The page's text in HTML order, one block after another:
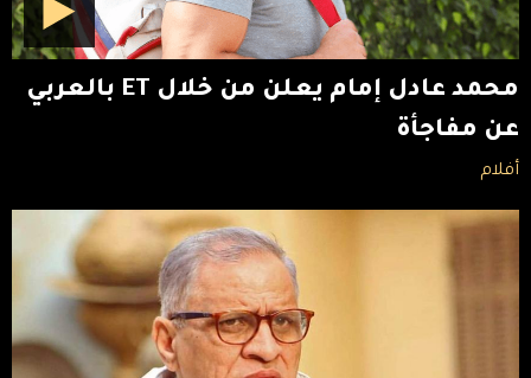
محمد عادل إمام يعلن من خلال ET بالعربي
عن مفاجأة
أفلام